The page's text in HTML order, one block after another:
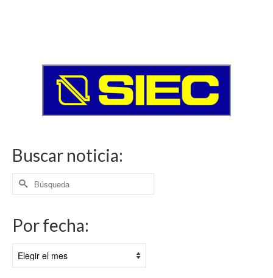
Buscar noticia:
Buscar
por:
Por fecha:
fecha: